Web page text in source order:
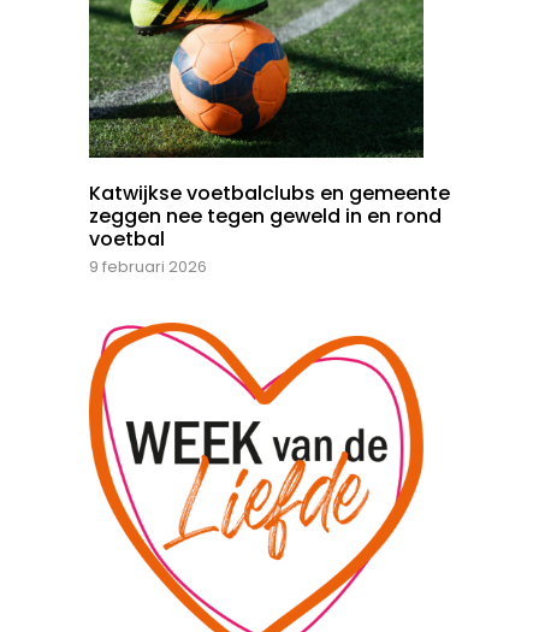
Katwijkse voetbalclubs en gemeente
zeggen nee tegen geweld in en rond
voetbal
9 februari 2026